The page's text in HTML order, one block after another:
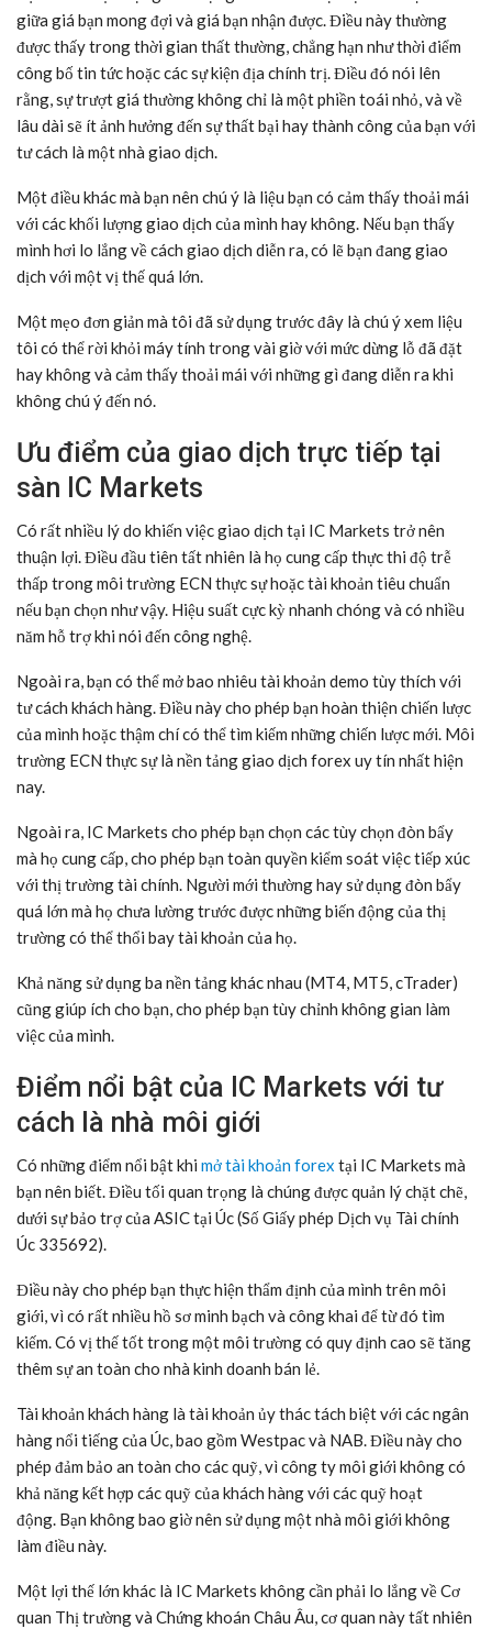
giữa giá bạn mong đợi và giá bạn nhận được. Điều này thường
được thấy trong thời gian thất thường, chẳng hạn như thời điểm
công bố tin tức hoặc các sự kiện địa chính trị. Điều đó nói lên
rằng, sự trượt giá thường không chỉ là một phiền toái nhỏ, và về
lâu dài sẽ ít ảnh hưởng đến sự thất bại hay thành công của bạn với
tư cách là một nhà giao dịch.
Một điều khác mà bạn nên chú ý là liệu bạn có cảm thấy thoải mái
với các khối lượng giao dịch của mình hay không. Nếu bạn thấy
mình hơi lo lắng về cách giao dịch diễn ra, có lẽ bạn đang giao
dịch với một vị thế quá lớn.
Một mẹo đơn giản mà tôi đã sử dụng trước đây là chú ý xem liệu
tôi có thể rời khỏi máy tính trong vài giờ với mức dừng lỗ đã đặt
hay không và cảm thấy thoải mái với những gì đang diễn ra khi
không chú ý đến nó.
Ưu điểm của giao dịch trực tiếp tại
sàn IC Markets
Có rất nhiều lý do khiến việc giao dịch tại IC Markets trở nên
thuận lợi. Điều đầu tiên tất nhiên là họ cung cấp thực thi độ trễ
thấp trong môi trường ECN thực sự hoặc tài khoản tiêu chuẩn
nếu bạn chọn như vậy. Hiệu suất cực kỳ nhanh chóng và có nhiều
năm hỗ trợ khi nói đến công nghệ.
Ngoài ra, bạn có thể mở bao nhiêu tài khoản demo tùy thích với
tư cách khách hàng. Điều này cho phép bạn hoàn thiện chiến lược
của mình hoặc thậm chí có thể tìm kiếm những chiến lược mới. Môi
trường ECN thực sự là nền tảng giao dịch forex uy tín nhất hiện
nay.
Ngoài ra, IC Markets cho phép bạn chọn các tùy chọn đòn bẩy
mà họ cung cấp, cho phép bạn toàn quyền kiểm soát việc tiếp xúc
với thị trường tài chính. Người mới thường hay sử dụng đòn bẩy
quá lớn mà họ chưa lường trước được những biến động của thị
trường có thể thổi bay tài khoản của họ.
Khả năng sử dụng ba nền tảng khác nhau (MT4, MT5, cTrader)
cũng giúp ích cho bạn, cho phép bạn tùy chỉnh không gian làm
việc của mình.
Điểm nổi bật của IC Markets với tư
cách là nhà môi giới
Có những điểm nổi bật khi mở tài khoản forex tại IC Markets mà
bạn nên biết. Điều tối quan trọng là chúng được quản lý chặt chẽ,
dưới sự bảo trợ của ASIC tại Úc (Số Giấy phép Dịch vụ Tài chính
Úc 335692).
Điều này cho phép bạn thực hiện thẩm định của mình trên môi
giới, vì có rất nhiều hồ sơ minh bạch và công khai để từ đó tìm
kiếm. Có vị thế tốt trong một môi trường có quy định cao sẽ tăng
thêm sự an toàn cho nhà kinh doanh bán lẻ.
Tài khoản khách hàng là tài khoản ủy thác tách biệt với các ngân
hàng nổi tiếng của Úc, bao gồm Westpac và NAB. Điều này cho
phép đảm bảo an toàn cho các quỹ, vì công ty môi giới không có
khả năng kết hợp các quỹ của khách hàng với các quỹ hoạt
động. Bạn không bao giờ nên sử dụng một nhà môi giới không
làm điều này.
Một lợi thế lớn khác là IC Markets không cần phải lo lắng về Cơ
quan Thị trường và Chứng khoán Châu Âu, cơ quan này tất nhiên